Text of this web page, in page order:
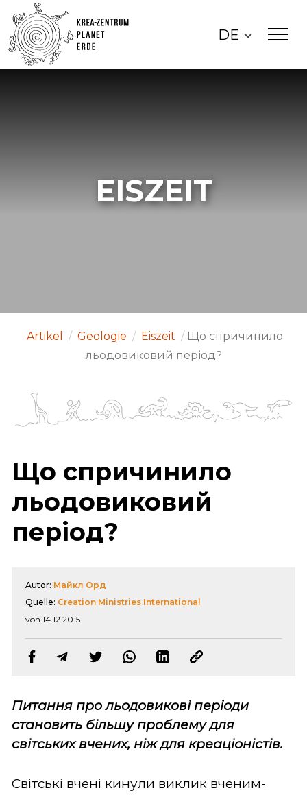
DE
EISZEIT
Artikel / Geologie / Eiszeit / Що спричинило
льодовиковий період?
Що спричинило
льодовиковий
період?
Autor: Майкл Орд
Quelle: Creation Ministries International
von 14.12.2015
Питання про льодовикові періоди
становить більшу проблему для
світських вчених, ніж для креаціоністів.
Світські вчені кинули виклик вченим-